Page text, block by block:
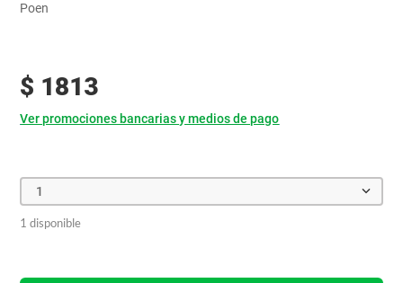
Poen
$ 1813
Ver promociones bancarias y medios de pago
1
1 disponible